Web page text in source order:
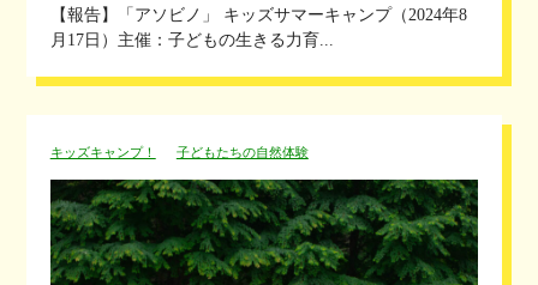
【報告】「アソビノ」 キッズサマーキャンプ（2024年8
月17日）主催：子どもの生きる力育...
キッズキャンプ！ 子どもたちの自然体験